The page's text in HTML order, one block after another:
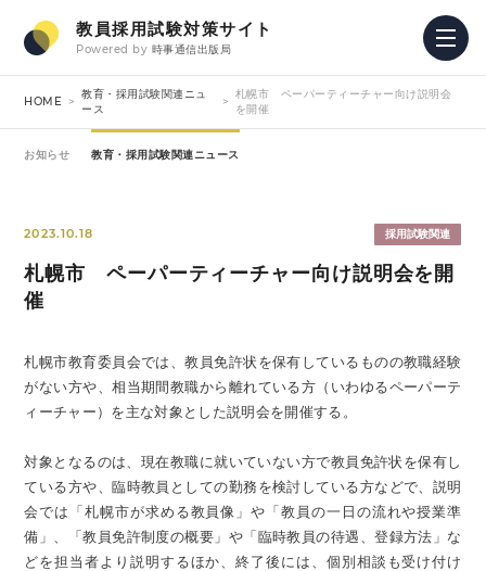
教員採用試験対策サイト
Powered by 時事通信出版局
HOME
教育・採用試験関連ニュ
ース
札幌市 ペーパーティーチャー向け説明会
を開催
お知らせ 教育・採用試験関連ニュース
2023.10.18 採用試験関連
札幌市 ペーパーティーチャー向け説明会を開
催
札幌市教育委員会では、教員免許状を保有しているものの教職経験
がない方や、相当期間教職から離れている方（いわゆるペーパーテ
ィーチャー）を主な対象とした説明会を開催する。
対象となるのは、現在教職に就いていない方で教員免許状を保有し
ている方や、臨時教員としての勤務を検討している方などで、説明
会では「札幌市が求める教員像」や「教員の一日の流れや授業準
備」、「教員免許制度の概要」や「臨時教員の待遇、登録方法」な
どを担当者より説明するほか、終了後には、個別相談も受け付け